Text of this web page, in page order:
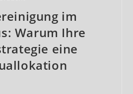
im
Warum Ihre
eine